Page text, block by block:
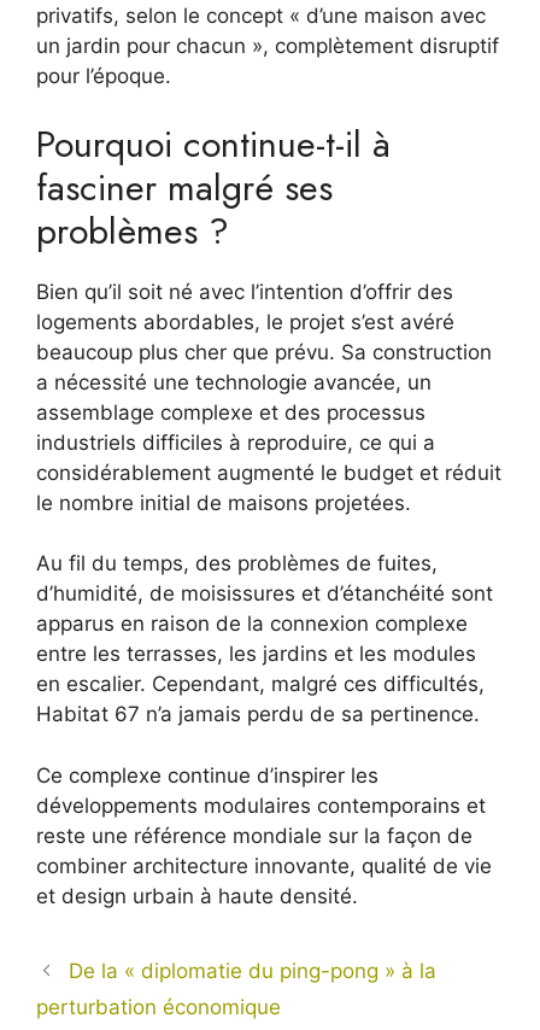
privatifs, selon le concept « d’une maison avec
un jardin pour chacun », complètement disruptif
pour l’époque.
Pourquoi continue-t-il à
fasciner malgré ses
problèmes ?
Bien qu’il soit né avec l’intention d’offrir des
logements abordables, le projet s’est avéré
beaucoup plus cher que prévu. Sa construction
a nécessité une technologie avancée, un
assemblage complexe et des processus
industriels difficiles à reproduire, ce qui a
considérablement augmenté le budget et réduit
le nombre initial de maisons projetées.
Au fil du temps, des problèmes de fuites,
d’humidité, de moisissures et d’étanchéité sont
apparus en raison de la connexion complexe
entre les terrasses, les jardins et les modules
en escalier. Cependant, malgré ces difficultés,
Habitat 67 n’a jamais perdu de sa pertinence.
Ce complexe continue d’inspirer les
développements modulaires contemporains et
reste une référence mondiale sur la façon de
combiner architecture innovante, qualité de vie
et design urbain à haute densité.
De la « diplomatie du ping-pong » à la
perturbation économique